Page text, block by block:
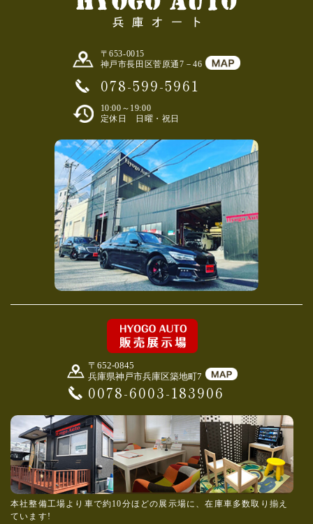
〒653-0015
神戸市長田区菅原通7－46
078-599-5961
10:00～19:00
定休日 日曜・祝日
〒652-0845
兵庫県神戸市兵庫区築地町7
0078-6003-183906
本社整備工場より車で約10分ほどの展示場に、在庫車多数取り揃え
ています!